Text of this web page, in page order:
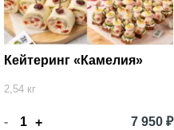
Кейтеринг «Камелия»
2,54 кг
- + 7 950 ₽